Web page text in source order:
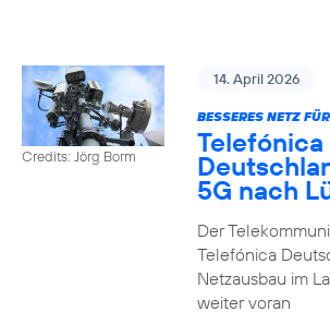
Credits: Jörg Borm
14. April 2026
BESSERES NETZ
Telefónica
5G nach
Der
Telefónica
Netzausbau im
weiter voran